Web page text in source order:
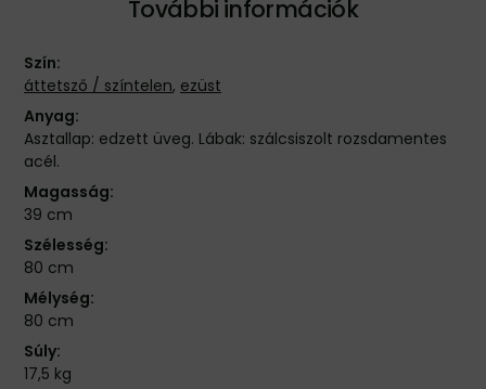
További információk
Szín:
áttetsző / színtelen, ezüst
Anyag:
Asztallap: edzett üveg. Lábak: szálcsiszolt rozsdamentes
acél.
Magasság:
39 cm
Szélesség:
80 cm
Mélység:
80 cm
Súly:
17,5 kg